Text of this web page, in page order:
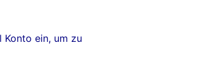
Konto ein, um zu